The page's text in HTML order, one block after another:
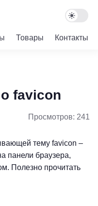
Товары Контакты
favicon
Просмотров: 241
тему favicon –
панели браузера,
Полезно прочитать